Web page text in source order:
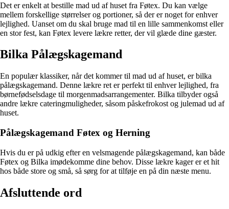
Det er enkelt at bestille mad ud af huset fra Føtex. Du kan vælge
mellem forskellige størrelser og portioner, så der er noget for enhver
lejlighed. Uanset om du skal bruge mad til en lille sammenkomst eller
en stor fest, kan Føtex levere lækre retter, der vil glæde dine gæster.
Bilka Pålægskagemand
En populær klassiker, når det kommer til mad ud af huset, er bilka
pålægskagemand. Denne lækre ret er perfekt til enhver lejlighed, fra
børnefødselsdage til morgenmadsarrangementer. Bilka tilbyder også
andre lækre cateringmuligheder, såsom påskefrokost og julemad ud af
huset.
Pålægskagemand Føtex og Herning
Hvis du er på udkig efter en velsmagende pålægskagemand, kan både
Føtex og Bilka imødekomme dine behov. Disse lækre kager er et hit
hos både store og små, så sørg for at tilføje en på din næste menu.
Afsluttende ord